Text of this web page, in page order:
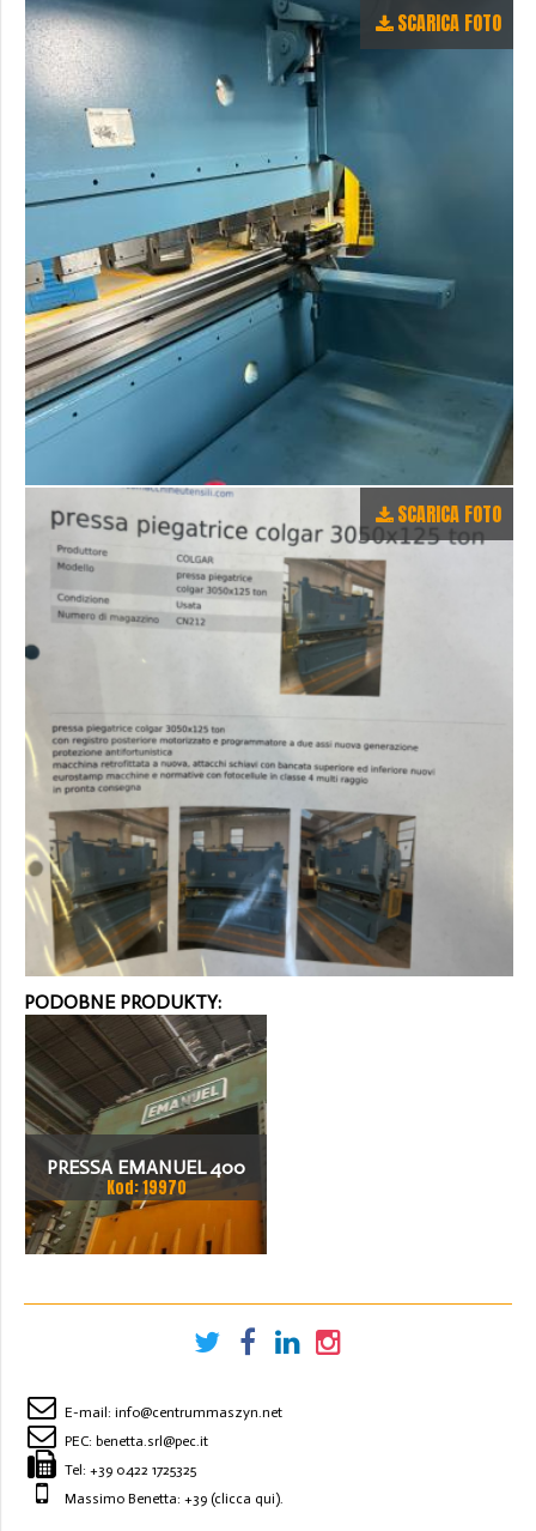
SCARICA FOTO
SCARICA FOTO
PODOBNE PRODUKTY:
PRESSA EMANUEL 400
TON PRASA MECHANICZNA
Kod: 19970
E-mail: info@centrummaszyn.net
PEC: benetta.srl@pec.it
Tel: +39 0422 1725325
Massimo Benetta: +39 (clicca qui).